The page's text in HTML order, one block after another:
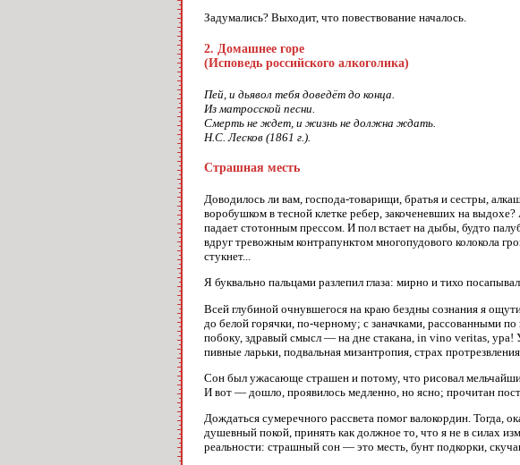
Задумались? Выходит, что повествование началось.
2. Домашнее горе
(Исповедь российского алкоголика)
Пей, и дьявол тебя доведёт до конца.
Из матросской песни.
Смерть не ждет, и жизнь не должна ждать.
Н.С. Лесков (1861 г.).
Страшная месть
Доводилось ли вам, господа-товарищи, братья и сестры,
воробушком в тесной клетке ребер, закоченевших на
падает стотонным прессом. И пол встает на дыбы, будто
вдруг тревожным контрапунктом многопудового колокола
стукнет...
Я буквально пальцами разлепил глаза: мирно и тихо
Всей глубиной очнувшегося на краю бездны сознания я
до белой горячки, по-черному; с заначками, рассованными
побоку, здравый смысл — на дне стакана, in vino veritas, ура!
пивные ларьки, подвальная мизантропия, страх
Сон был ужасающе страшен и потому, что рисовал
И вот — дошло, проявилось медленно, но ясно; прочитан
Дождаться сумеречного рассвета помог валокордин.
душевный покой, принять как должное то, что я не в силах
реальности: страшный сон — это месть, бунт подкорки,